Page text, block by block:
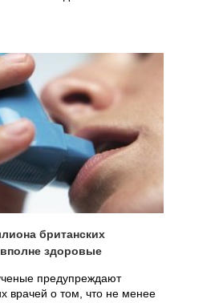
британских
здоровые
предупреждают
врачей о том, что не менее